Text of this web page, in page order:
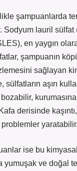
şampuanlarda
Sodyum lauril
en yaygın
şampuanın
sağlayan
aşırı
kurumasına
derisinde
yaratabilir.
ise bu
yumuşak ve doğal